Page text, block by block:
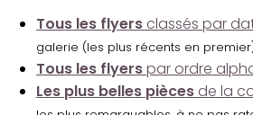
Tous les flyers classés par
galerie (les plus récents en
Tous les flyerspar ordre
Les plus belles pièces de la